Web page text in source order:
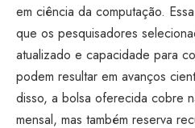
em ciência da computação.
que os pesquisadores
atualizado e capacidade para
podem resultar em avanços
disso, a bolsa oferecida cobre
mensal, mas também reserva